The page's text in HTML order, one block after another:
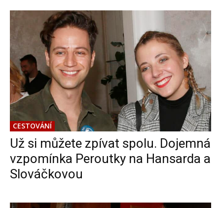
CESTOVÁNÍ
Už si můžete zpívat spolu. Dojemná
vzpomínka Peroutky na Hansarda a
Slováčkovou